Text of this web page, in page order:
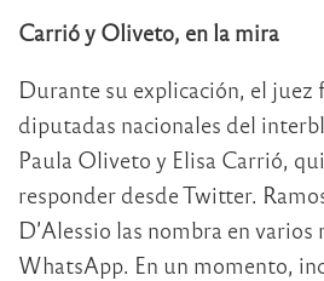
Carrió y Oliveto, en la mira
Durante su explicación, el juez
diputadas nacionales del
Paula Oliveto y Elisa Carrió,
responder desde Twitter.
D’Alessio las nombra en varios
WhatsApp. En un momento,